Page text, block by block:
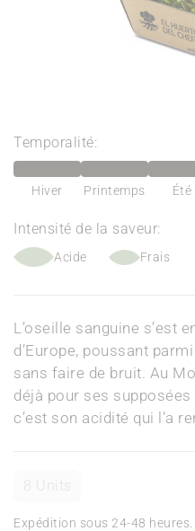
Temporalité:
Hiver Printemps Été
Intensité de la saveur:
Acide Frais
L’oseille sanguine s’est
d’Europe, poussant
sans faire de bruit. Au
déjà pour ses
c’est son acidité qui l’a
8 Units
Expédition sous 24-48 heures.